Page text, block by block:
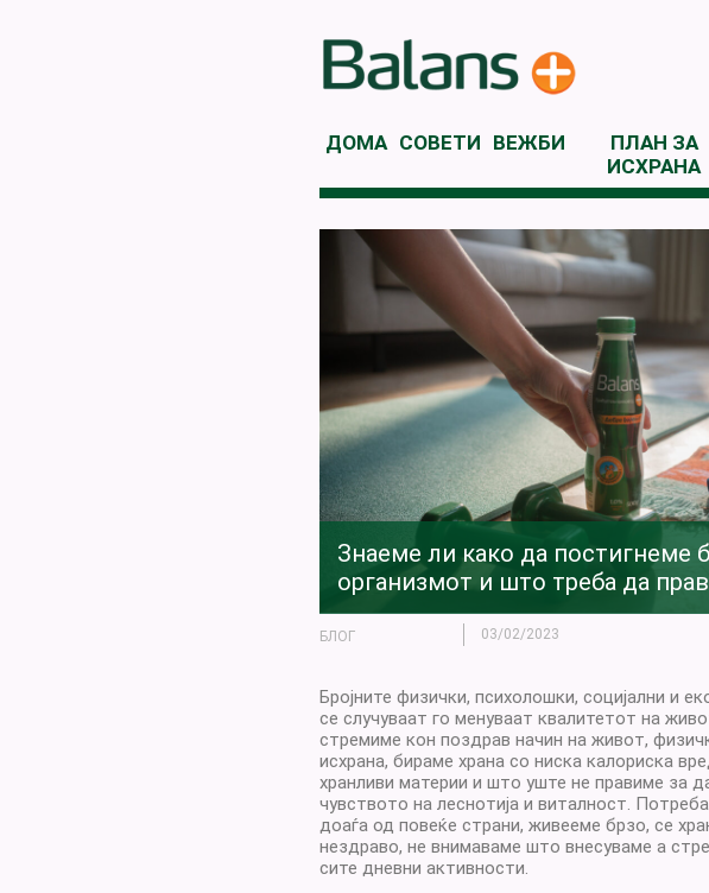
ДОМА СОВЕТИ ВЕЖБИ
ПЛАН ЗА
ИСХРАНА
Знаеме ли како да постигнеме
организмот и што треба да
БЛОГ 03/02/2023
Бројните физички, психолошки, социјални и
се случуваат го менуваат квалитетот на
стремиме кон поздрав начин на живот,
исхрана, бираме храна со ниска калориска
хранливи материи и што уште не правиме за
чувството на леснотија и виталност.
доаѓа од повеќе страни, живееме брзо, се
нездраво, не внимаваме што внесуваме а
сите дневни активности.